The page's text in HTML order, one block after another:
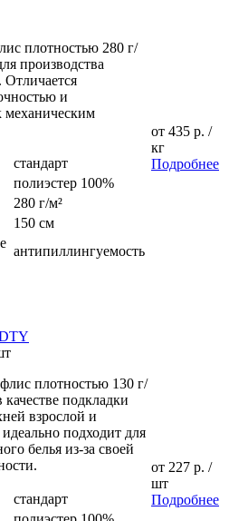
плотностью 280 г/
производства
и
механическим
стандарт
полиэстер 100%
280 г/м²
150 см
антипиллингуемость
от 435 р. /
кг
Подробнее
плотностью 130 г/
подкладки
взрослой и
подходит для
белья из-за своей
стандарт
от 227 р. /
шт
Подробнее